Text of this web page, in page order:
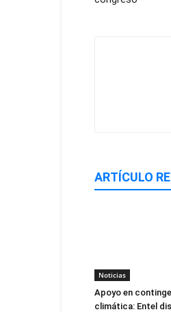
ARTÍCULO
Noticias
Apoyo en
climática: Entel